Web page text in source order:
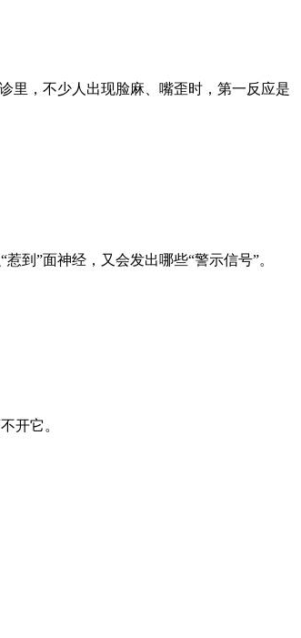
里，不少人出现脸麻、嘴歪时，第一反应是
”面神经，又会发出哪些“警示信号”。
开它。